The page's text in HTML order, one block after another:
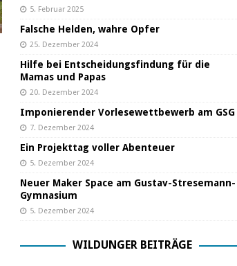
5. Februar 2025
Falsche Helden, wahre Opfer
25. Dezember 2024
Hilfe bei Entscheidungsfindung für die
Mamas und Papas
20. Dezember 2024
Imponierender Vorlesewettbewerb am GSG
7. Dezember 2024
Ein Projekttag voller Abenteuer
5. Dezember 2024
Neuer Maker Space am Gustav-Stresemann-
Gymnasium
5. Dezember 2024
WILDUNGER BEITRÄGE